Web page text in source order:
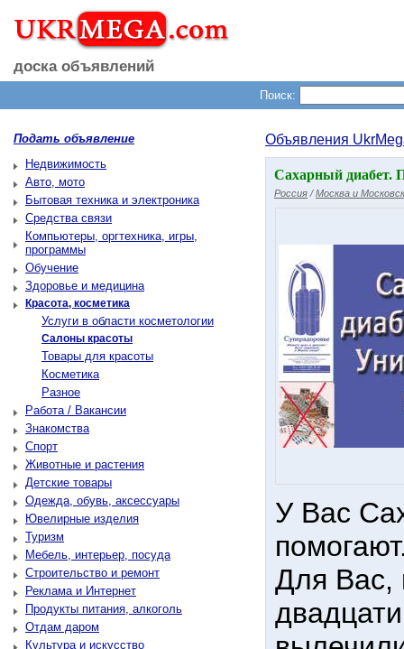
доска объявлений
Поиск:
Подать объявление
Недвижимость
Авто, мото
Бытовая техника и электроника
Средства связи
Компьютеры, оргтехника, игры,
программы
Обучение
Здоровье и медицина
Красота, косметика
Услуги в области косметологии
Салоны красоты
Товары для красоты
Косметика
Разное
Работа / Вакансии
Знакомства
Спорт
Животные и растения
Детские товары
Одежда, обувь, аксессуары
Ювелирные изделия
Туризм
Мебель, интерьер, посуда
Строительство и ремонт
Реклама и Интернет
Продукты питания, алкоголь
Отдам даром
Культура и искусство
Объявления
Сахарный диабет.
Россия /Москва и
У Вас
Для Вас,